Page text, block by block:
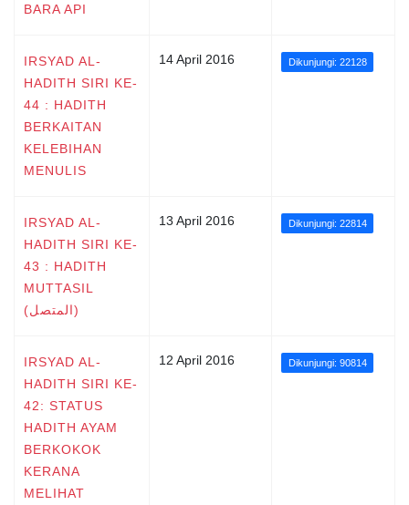
BARA API
IRSYAD AL-
HADITH SIRI KE-
44 : HADITH
BERKAITAN
KELEBIHAN
MENULIS
14 April 2016 Dikunjungi: 22128
IRSYAD AL-
HADITH SIRI KE-
43 : HADITH
MUTTASIL
(المتصل)
13 April 2016 Dikunjungi: 22814
IRSYAD AL-
HADITH SIRI KE-
42: STATUS
HADITH AYAM
BERKOKOK
KERANA
MELIHAT
12 April 2016 Dikunjungi: 90814